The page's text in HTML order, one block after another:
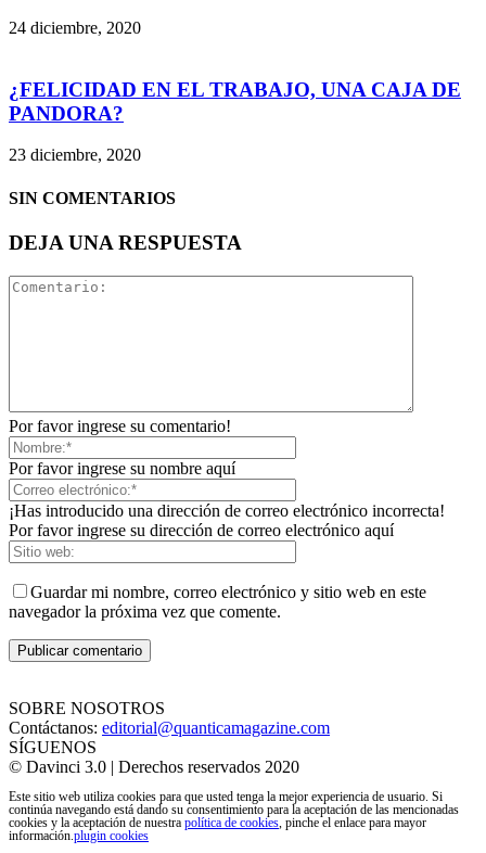
24 diciembre, 2020
¿FELICIDAD EN EL TRABAJO, UNA CAJA DE
PANDORA?
23 diciembre, 2020
SIN COMENTARIOS
DEJA UNA RESPUESTA
Por favor ingrese su comentario!
Por favor ingrese su nombre aquí
¡Has introducido una dirección de correo electrónico incorrecta!
Por favor ingrese su dirección de correo electrónico aquí
Guardar mi nombre, correo electrónico y sitio web en este
navegador la próxima vez que comente.
SOBRE NOSOTROS
Contáctanos: editorial@quanticamagazine.com
SÍGUENOS
© Davinci 3.0 | Derechos reservados 2020
Este sitio web utiliza cookies para que usted tenga la mejor experiencia de usuario. Si
continúa navegando está dando su consentimiento para la aceptación de las mencionadas
cookies y la aceptación de nuestra política de cookies , pinche el enlace para mayor
información. plugin cookies